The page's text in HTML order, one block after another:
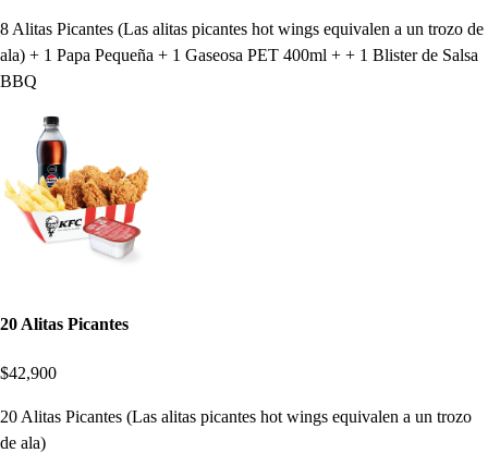
8 Alitas Picantes (Las alitas picantes hot wings equivalen a un trozo de
ala) + 1 Papa Pequeña + 1 Gaseosa PET 400ml + + 1 Blister de Salsa
BBQ
20 Alitas Picantes
$42,900
20 Alitas Picantes (Las alitas picantes hot wings equivalen a un trozo
de ala)